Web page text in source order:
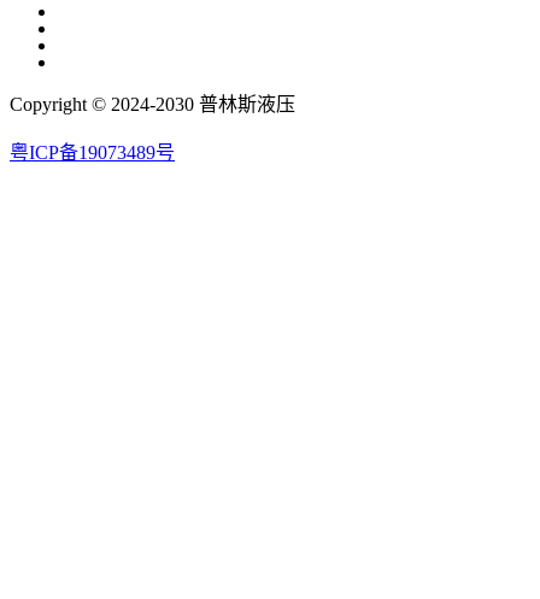
Copyright © 2024-2030 普林斯液压
粤ICP备19073489号